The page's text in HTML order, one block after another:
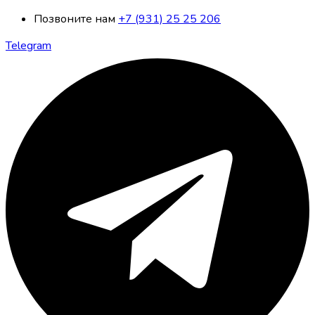
Позвоните нам +7 (931) 25 25 206
Telegram